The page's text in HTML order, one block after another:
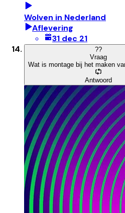
Wolven in Nederland
Aflevering
31 dec 21
??
Vraag
Wat is montage bij het maken
Antwoord